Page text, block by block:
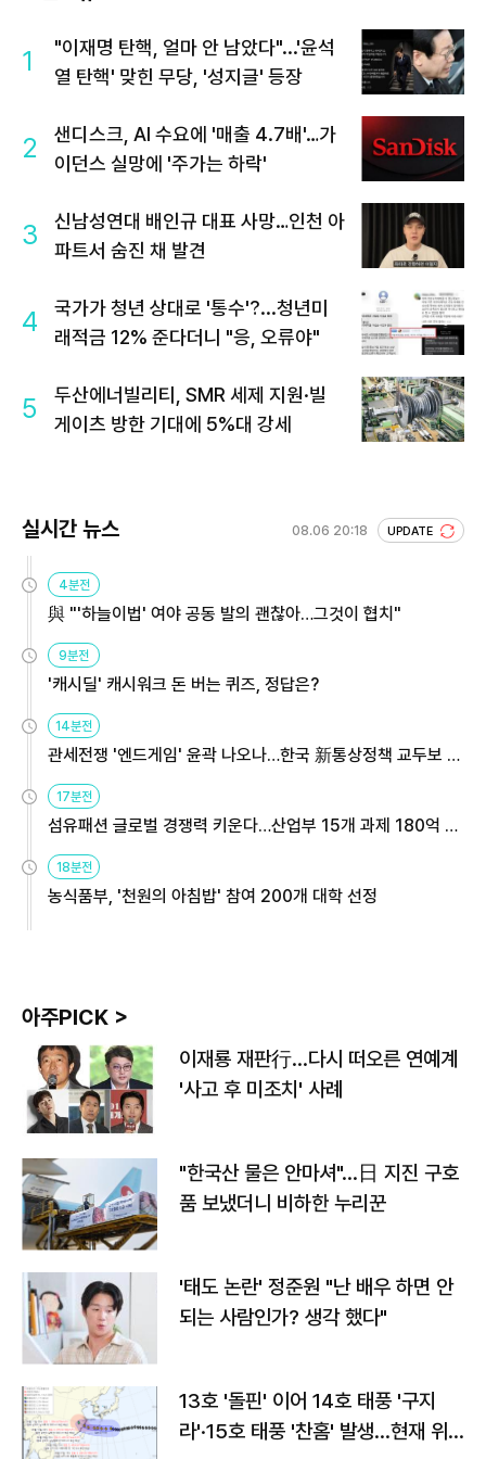
1
"이재명 탄핵, 얼마 안 남았다"...'윤석
열 탄핵' 맞힌 무당, '성지글' 등장
2
샌디스크, AI 수요에 '매출 4.7배'…가
이던스 실망에 '주가는 하락'
3
신남성연대 배인규 대표 사망…인천 아
파트서 숨진 채 발견
4
국가가 청년 상대로 '통수'?...청년미
래적금 12% 준다더니 "응, 오류야"
5
두산에너빌리티, SMR 세제 지원·빌
게이츠 방한 기대에 5%대 강세
실시간 뉴스 08.06 20:18 UPDATE
4분전
與 "'하늘이법' 여야 공동 발의 괜찮아…그것이 협치"
9분전
'캐시딜' 캐시워크 돈 버는 퀴즈, 정답은?
14분전
관세전쟁 '엔드게임' 윤곽 나오나…한국 新통상정책 교두보 활
17분전
섬유패션 글로벌 경쟁력 키운다…산업부 15개 과제 180억 지
18분전
농식품부, '천원의 아침밥' 참여 200개 대학 선정
아주PICK >
이재룡 재판行…다시 떠오른 연예계
'사고 후 미조치' 사례
"한국산 물은 안마셔"…日 지진 구호
품 보냈더니 비하한 누리꾼
'태도 논란' 정준원 "난 배우 하면 안
되는 사람인가? 생각 했다"
13호 '돌핀' 이어 14호 태풍 '구지
라'·15호 태풍 '찬홈' 발생…현재 위